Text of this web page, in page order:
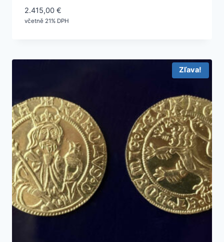
2.415,00 €
včetně 21% DPH
Zľava!